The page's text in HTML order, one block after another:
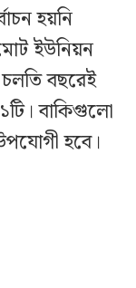
হয়নি
ইউনিয়ন
বছরেই
বাকিগুলো
হবে।